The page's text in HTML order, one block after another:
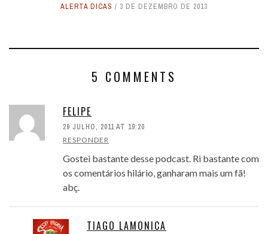
ALERTA DICAS 3 DE DEZEMBRO DE 2013
5 COMMENTS
FELIPE
29 JULHO, 2011 AT 19:20
RESPONDER
Gostei bastante desse podcast. Ri bastante com
os comentários hilário, ganharam mais um fã!
abç.
TIAGO LAMONICA